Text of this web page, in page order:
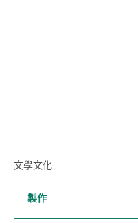
文學文化
製作